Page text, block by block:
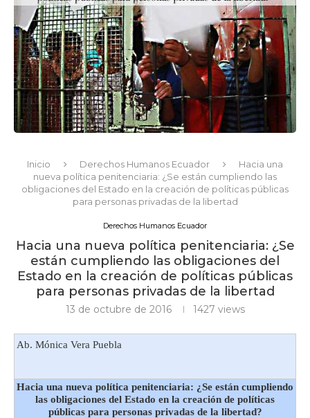
Inicio Derechos Humanos Ecuador
Hacia una
nueva política penitenciaria: ¿Se están cumpliendo las
obligaciones del Estado en la creación de políticas públicas
para personas privadas de la libertad
Derechos Humanos Ecuador
Hacia una nueva política penitenciaria: ¿Se
están cumpliendo las obligaciones del
Estado en la creación de políticas públicas
para personas privadas de la libertad
13 de octubre de 2016 1427 views
Ab. Mónica Vera Puebla
Hacia una nueva política penitenciaria: ¿Se están cumpliendo
las obligaciones del Estado en la creación de políticas
públicas para personas privadas de la libertad?